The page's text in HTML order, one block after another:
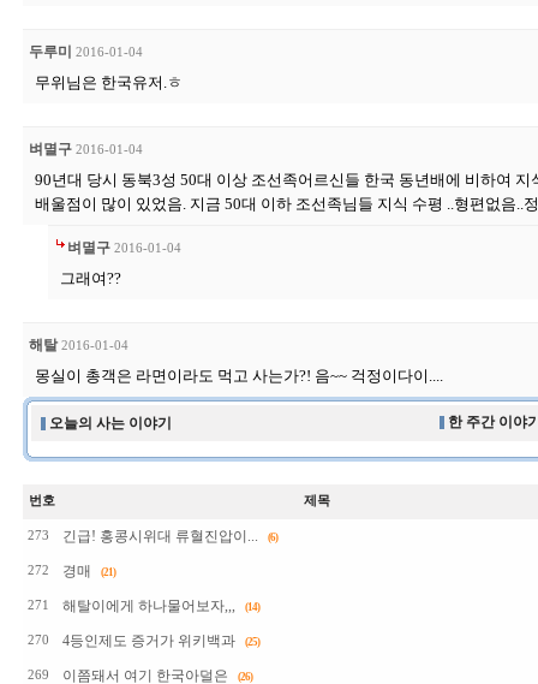
두루미 2016-01-04
무위님은 한국유저.ㅎ
벼멸구 2016-01-04
90년대 당시 동북3성 50대 이상 조선족어르신들 한국 동년배에 비하여
배울점이 많이 있었음. 지금 50대 이하 조선족님들 지식 수평 ..형편없음..
벼멸구 2016-01-04
그래여??
해탈 2016-01-04
몽실이 총객은 라면이라도 먹고 사는가?! 음~~ 걱정이다이....
오늘의 사는 이야기 한 주간 이야
번호 제목
273 긴급! 홍콩시위대 류혈진압이... (6)
272 경매 (21)
271 해탈이에게 하나물어보자,,, (14)
270 4등인제도 증거가 위키백과 (25)
269 이쯤돼서 여기 한국아덜은 (26)